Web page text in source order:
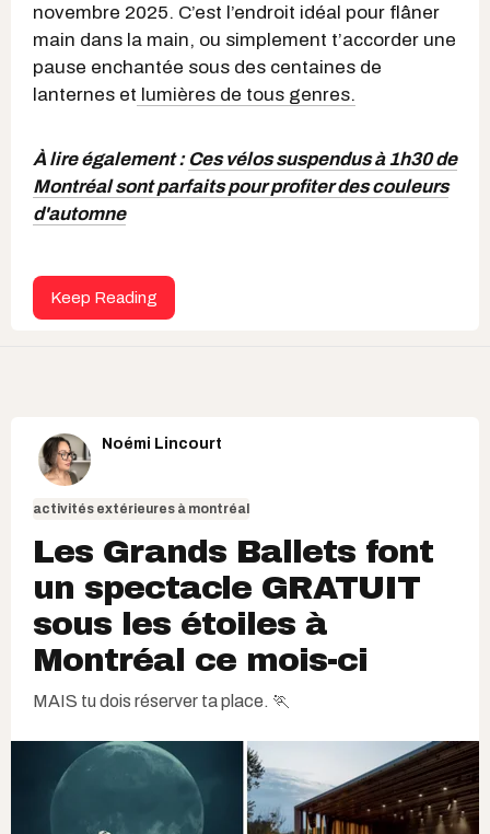
novembre 2025. C’est l’endroit idéal pour flâner
main dans la main, ou simplement t’accorder une
pause enchantée sous des centaines de
lanternes et lumières de tous genres.
À lire également : Ces vélos suspendus à 1h30 de
Montréal sont parfaits pour profiter des couleurs
d'automne
Keep Reading
Noémi Lincourt
activités extérieures à montréal
Les Grands Ballets font
un spectacle GRATUIT
sous les étoiles à
Montréal ce mois-ci
MAIS tu dois réserver ta place. 🏃